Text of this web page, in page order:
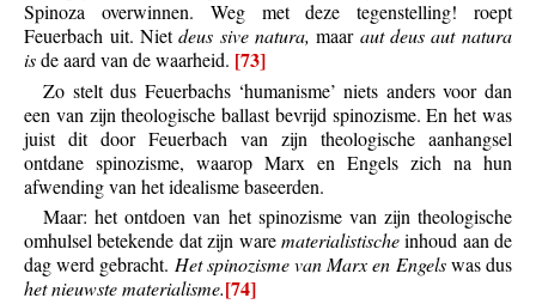
Spinoza overwinnen. Weg met deze tegenstelling! roept
Feuerbach uit. Nietdeus sive natura,maar aut deus aut natura
isde aard van de waarheid. [73]
Zo stelt dus Feuerbachs ‘humanisme’ niets anders voor dan
een van zijn theologische ballast bevrijd spinozisme. En het was
juist dit door Feuerbach van zijn theologische aanhangsel
ontdane spinozisme, waarop Marx en Engels zich na hun
afwending van het idealisme baseerden.
Maar: het ontdoen van het spinozisme van zijn theologische
omhulsel betekende dat zijn warematerialistischeinhoud aan de
dag werd gebracht. Het spinozisme van Marx en Engelswas dus
het nieuwste materialisme.[74]